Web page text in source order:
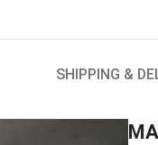
SHIPPING &